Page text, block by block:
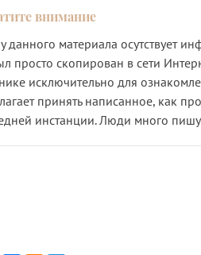
данного материала осутствует
просто скопирован в сети
исключительно для
принять написанное, как
инстанции. Люди много